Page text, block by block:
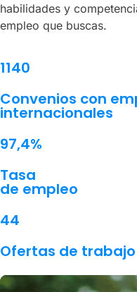
habilidades y
empleo que buscas.
1140
Convenios con
internacionales
97,4%
Tasa
de empleo
44
Ofertas de